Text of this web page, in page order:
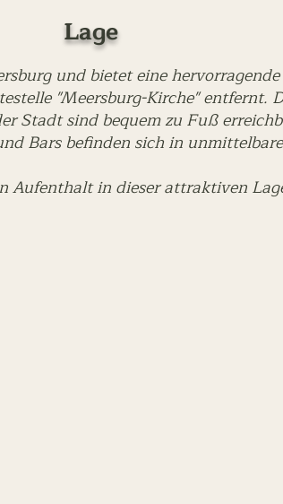
Lage
und bietet eine
"Meersburg-Kirche" entfernt.
Stadt sind bequem zu Fuß
Bars befinden sich in
Aufenthalt in dieser attraktiven